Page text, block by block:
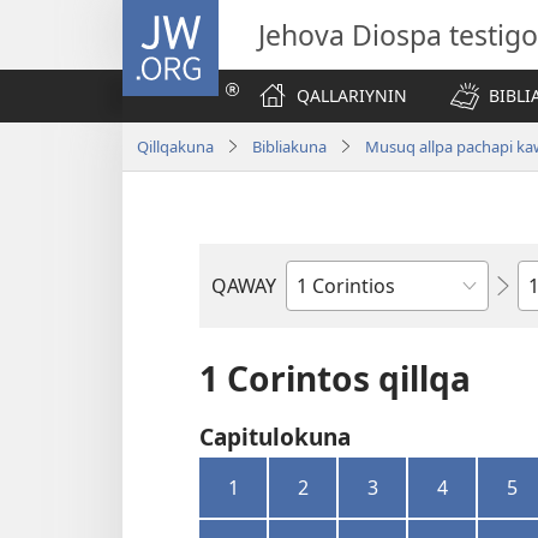
JW.ORG
Jehova Diospa
QALLARIYNIN
Qillqakuna Bibliakuna Musuq allpa pachapi
QAWAY
Bibliapa
kaq
1 Corintos qillqa
Capitulokuna
1 2 3 4 5